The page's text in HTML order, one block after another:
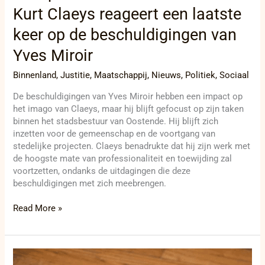
Kurt Claeys reageert een laatste
keer op de beschuldigingen van
Yves Miroir
Binnenland,Justitie, Maatschappij, Nieuws, Politiek,Sociaal
De beschuldigingen van Yves Miroir hebben een impact op
het imago van Claeys, maar hij blijft gefocust op zijn taken
binnen het stadsbestuur van Oostende. Hij blijft zich
inzetten voor de gemeenschap en de voortgang van
stedelijke projecten. Claeys benadrukte dat hij zijn werk met
de hoogste mate van professionaliteit en toewijding zal
voortzetten, ondanks de uitdagingen die deze
beschuldigingen met zich meebrengen.
Read More »
Schandaal